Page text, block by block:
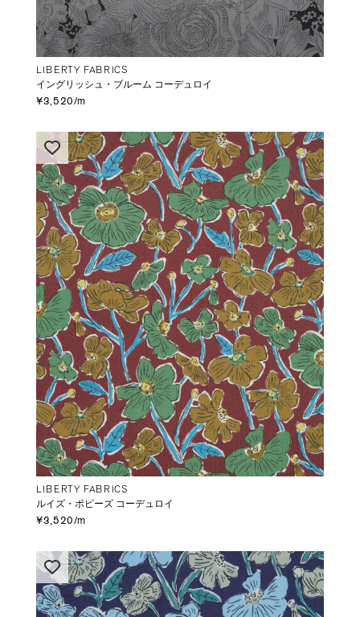
LIBERTY FABRICS
イングリッシュ・ブルーム コーデュロイ
¥3,520/m
LIBERTY FABRICS
ルイズ・ポピーズ コーデュロイ
¥3,520/m